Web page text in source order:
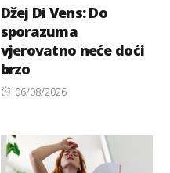
Džej Di Vens: Do
sporazuma
vjerovatno neće doći
brzo
Posted
06/08/2026